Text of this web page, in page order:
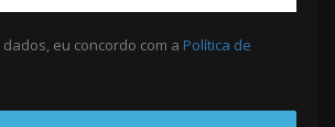
eu concordo com a Política de